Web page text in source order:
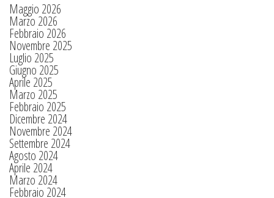
Maggio 2026
Marzo 2026
Febbraio 2026
Novembre 2025
Luglio 2025
Giugno 2025
Aprile 2025
Marzo 2025
Febbraio 2025
Dicembre 2024
Novembre 2024
Settembre 2024
Agosto 2024
Aprile 2024
Marzo 2024
Febbraio 2024